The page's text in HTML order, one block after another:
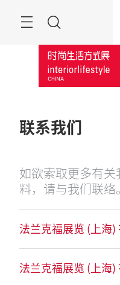
菜
索
联系我们
如欲索取更多有
料，请与我们联络。
法兰克福展览 (上海)
法兰克福展览 (上海